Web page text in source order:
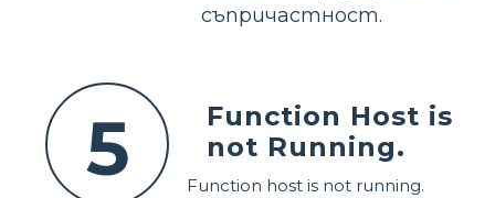
съпричастност.
5
Function Host is
not Running.
Function host is not running.